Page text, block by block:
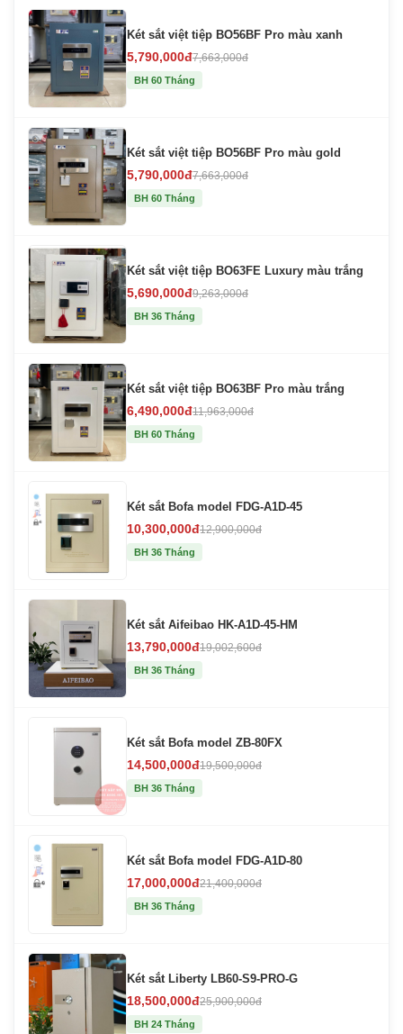
Két sắt việt tiệp BO56BF Pro màu xanh
5,790,000đ7,663,000đ
BH 60 Tháng
Két sắt việt tiệp BO56BF Pro màu gold
5,790,000đ7,663,000đ
BH 60 Tháng
Két sắt việt tiệp BO63FE Luxury màu trắng
5,690,000đ9,263,000đ
BH 36 Tháng
Két sắt việt tiệp BO63BF Pro màu trắng
6,490,000đ11,963,000đ
BH 60 Tháng
Két sắt Bofa model FDG-A1D-45
10,300,000đ12,900,000đ
BH 36 Tháng
Két sắt Aifeibao HK-A1D-45-HM
13,790,000đ19,002,600đ
BH 36 Tháng
Két sắt Bofa model ZB-80FX
14,500,000đ19,500,000đ
BH 36 Tháng
Két sắt Bofa model FDG-A1D-80
17,000,000đ21,400,000đ
BH 36 Tháng
Két sắt Liberty LB60-S9-PRO-G
18,500,000đ25,900,000đ
BH 24 Tháng